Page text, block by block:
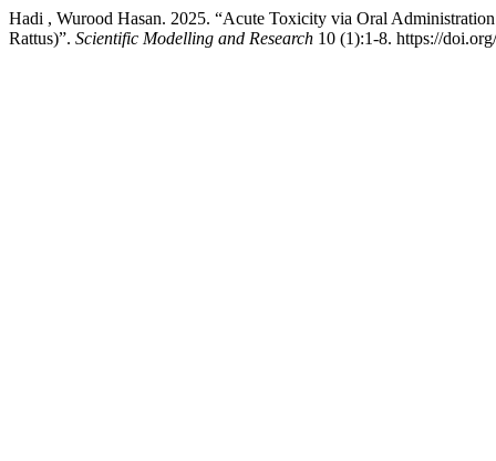
Hadi , Wurood Hasan. 2025. “Acute Toxicity via Oral
Rattus)”. Scientific Modelling and Research 10 (1):1-8. https://